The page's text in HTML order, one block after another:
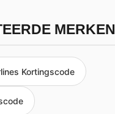
MERKEN
Kortingscode